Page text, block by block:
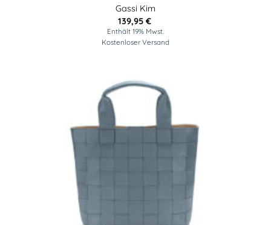
Gassi Kim
139,95 €
Enthält 19% Mwst.
Kostenloser Versand